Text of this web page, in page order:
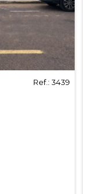
Ref.: 3439